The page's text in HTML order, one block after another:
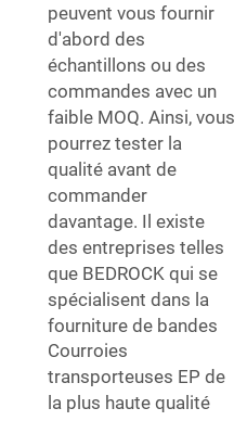
peuvent vous fournir
d'abord des
échantillons ou des
commandes avec un
faible MOQ. Ainsi, vous
pourrez tester la
qualité avant de
commander
davantage. Il existe
des entreprises telles
que BEDROCK qui se
spécialisent dans la
fourniture de bandes
Courroies
transporteuses EP de
la plus haute qualité